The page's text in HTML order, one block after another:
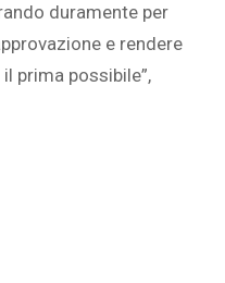
duramente per
e rendere
prima possibile”,